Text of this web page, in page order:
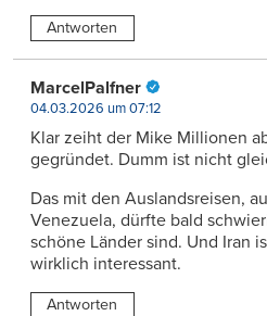
Antworten
MarcelPalfner
04.03.2026 um 07:12
Klar zeiht der Mike Millionen
gegründet. Dumm ist nicht
Das mit den Auslandsreisen,
Venezuela, dürfte bald
schöne Länder sind. Und Iran
wirklich interessant.
Antworten